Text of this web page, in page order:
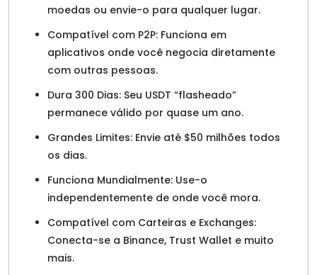
moedas ou envie-o para qualquer lugar.
Compatível com P2P: Funciona em
aplicativos onde você negocia diretamente
com outras pessoas.
Dura 300 Dias: Seu USDT “flasheado”
permanece válido por quase um ano.
Grandes Limites: Envie até $50 milhões todos
os dias.
Funciona Mundialmente: Use-o
independentemente de onde você mora.
Compatível com Carteiras e Exchanges:
Conecta-se a Binance, Trust Wallet e muito
mais.